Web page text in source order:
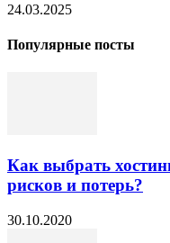
24.03.2025
Популярные посты
Как выбрать
рисков и потерь?
30.10.2020